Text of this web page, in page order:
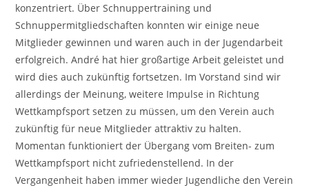
konzentriert. Über Schnuppertraining und
Schnuppermitgliedschaften konnten wir einige neue
Mitglieder gewinnen und waren auch in der Jugendarbeit
erfolgreich. André hat hier großartige Arbeit geleistet und
wird dies auch zukünftig fortsetzen. Im Vorstand sind wir
allerdings der Meinung, weitere Impulse in Richtung
Wettkampfsport setzen zu müssen, um den Verein auch
zukünftig für neue Mitglieder attraktiv zu halten.
Momentan funktioniert der Übergang vom Breiten- zum
Wettkampfsport nicht zufriedenstellend. In der
Vergangenheit haben immer wieder Jugendliche den Verein